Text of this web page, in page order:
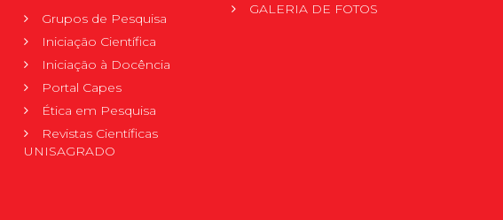
Grupos de Pesquisa
Iniciação Científica
Iniciação à Docência
Portal Capes
Ética em Pesquisa
Revistas Científicas
UNISAGRADO
GALERIA DE FOTOS